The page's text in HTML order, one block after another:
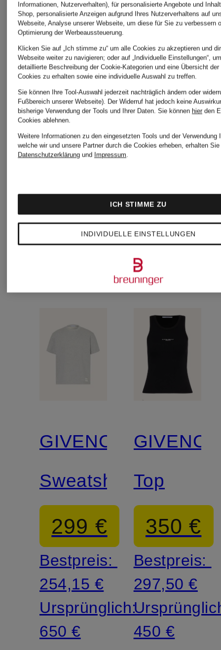
T-Shirt
250 €
Bestpreis:
212,50 €
Ursprünglich:
590 €
Top
350 €
Bestpreis:
297,50 €
GIVENCHY
Sweatshirt
299 €
Bestpreis:
254,15 €
Ursprünglich:
650 €
Top
350 €
Bestpreis:
297,50 €
450 €
Informationen, Nutzerverhalten), für personalisierte Angebote und
Shop, personalisierte Anzeigen aufgrund Ihres Nutzerverhaltens auf
Webseite, Analyse unserer Webseite, um diese für Sie zu verbessern
Optimierung der Werbeaussteuerung.
Klicken Sie auf „Ich stimme zu“ um alle Cookies zu akzeptieren und
Webseite weiter zu navigieren; oder auf „Individuelle Einstellungen“,
detaillierte Beschreibung der Cookie-Kategorien und eine Übersicht
Cookies zu erhalten sowie eine individuelle Auswahl zu treffen.
Sie können Ihre Tool-Auswahl jederzeit nachträglich ändern oder
Fußbereich unserer Webseite). Der Widerruf hat jedoch keine
bisherige Verwendung der Tools und Ihrer Daten. Sie können hier den
Cookies ablehnen.
Weitere Informationen zu den eingesetzten Tools und der Verwendung
welche wir und unsere Partner durch die Cookies erheben, erhalten
Datenschutzerklärung und Impressum.
INDIVIDUELLE EINSTELLUNGEN
ICH STIMME ZU